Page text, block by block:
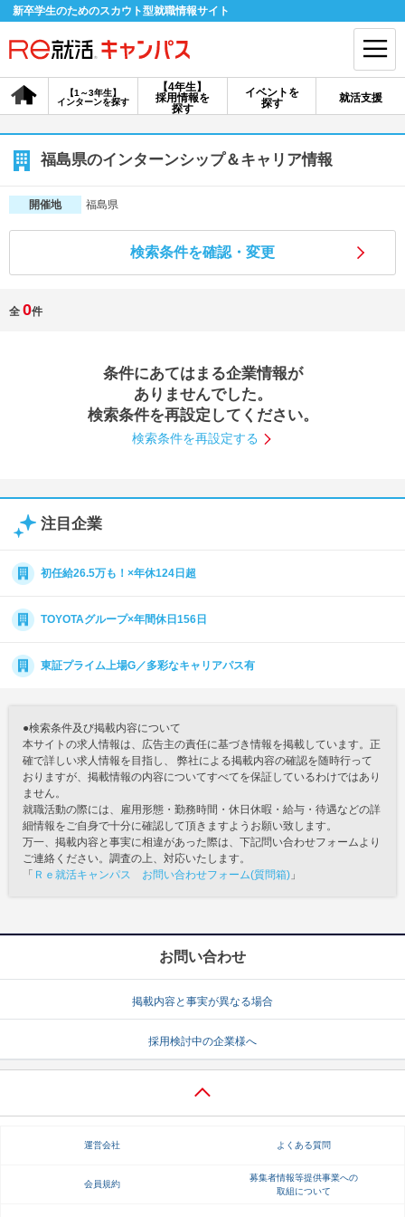
新卒学生のためのスカウト型就職情報サイト
【4年生】
採用情報を
探す
【1～3年生】
インターンを探す
イベントを
探す
就活支援
会員登録 ログイン
会員ID・パスワードを忘れた方はこちら
探す
【4年生】
【1～3年生】
就活ノウハウ・サポート
就活支援
あなたに合う仕事を診断！
就活ニュースペーパー
福島県のインターンシップ＆キャリア情報
開催地 福島県
検索条件を確認・変更
全 0件
条件にあてはまる企業情報が
ありませんでした。
検索条件を再設定してください。
検索条件を再設定する
注目企業
初任給26.5万も！×年休124日超
TOYOTAグループ×年間休日156日
東証プライム上場G／多彩なキャリアパス有
●検索条件及び掲載内容について
本サイトの求人情報は、広告主の責任に基づき情報を掲載しています。正
確で詳しい求人情報を目指し、 弊社による掲載内容の確認を随時行って
おりますが、掲載情報の内容についてすべてを保証しているわけではあり
ません。
就職活動の際には、雇用形態・勤務時間・休日休暇・給与・待遇などの詳
細情報をご自身で十分に確認して頂きますようお願い致します。
万一、掲載内容と事実に相違があった際は、下記問い合わせフォームより
ご連絡ください。調査の上、対応いたします。
「 Ｒｅ就活キャンパス お問い合わせフォーム(質問箱) 」
お問い合わせ
掲載内容と事実が異なる場合
採用検討中の企業様へ
運営会社 よくある質問
会員規約
募集者情報等提供事業への
取組について